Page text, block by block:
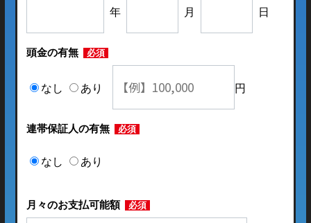
年 月 日
頭金の有無 必須
なし あり 円
連帯保証人の有無 必須
なし あり
月々のお支払可能額 必須